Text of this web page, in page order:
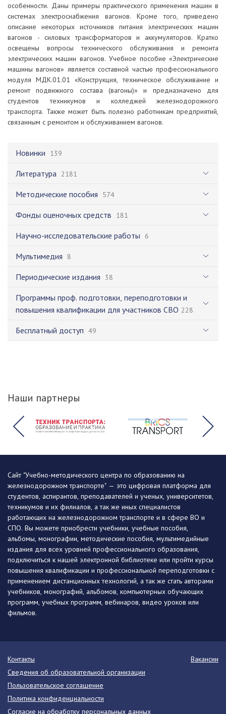
Новинки 139
Литература 2181
Методические пособия 574
Фонды оценочных средств 181
Научно-исследовательские работы 6
Мультимедия 8
Периодические издания 38
Программы проф. подготовки, переподготовки и
повышения квалификации для участников СВО 228
Бесплатный доступ 49
особенности. Даны примеры практического применения машин в
системах электроснабжения вагонов. Кроме того, приведено
описание некоторых источников питания электрических машин
вагонов - силовых трансформаторов и аккумуляторов. Кратко
освещены вопросы технического обслуживания и ремонта
электрических машин вагонов. Учебное пособие «Электрические
машины вагонов» является составной частью профессионального
модуля МДК.01.01 «Конструкция, техническое обслуживание и
ремонт подвижного состава (вагоны)» и предназначено для
студентов техникумов и колледжей железнодорожного
транспорта. Также может быть полезно работникам предприятий,
связанным с ремонтом и обслуживанием вагонов.
Наши партнеры
Сайт "Учебно-методического центра по образованию на
железнодорожном транспорте" — это цифровая платформа для
студентов, аспирантов, преподавателей и ученых, университетов,
техникумов и их филиалов, а так же иных специалистов
работающих на железнодорожном транспорте и в сфере ВО и
СПО. Вы можете приобрести учебники, учебные пособия,
альбомы, монографии, методические пособия, мультимедийные
издания для всех уровней профессионального образования,
подключиться к нашей электронной библиотеке или пройти курсы
повышения квалификации и профессиональной переподготовки с
применением дистанционных технологий, а так же стать авторами
учебников, монографий, альбомов, компьютерных обучающих
программ, учебных программ, вебинаров, видео уроков или
фильмов.
Контакты
Вакансии
Сведения об образовательной организации
Пользовательское соглашение
Политика конфиденциальности
Согласие на обработку персональных данных